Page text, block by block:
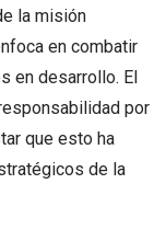
la misión
en combatir
en desarrollo. El
por
que esto ha
de la